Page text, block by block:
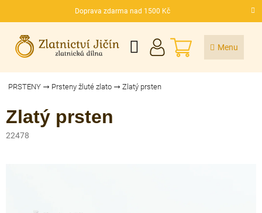
Doprava zdarma nad 1500 Kč
CZK
NÁKUPNÍ
KOŠÍK
PRSTENY Prsteny žluté zlato Zlatý prsten
Zlatý prsten
22478